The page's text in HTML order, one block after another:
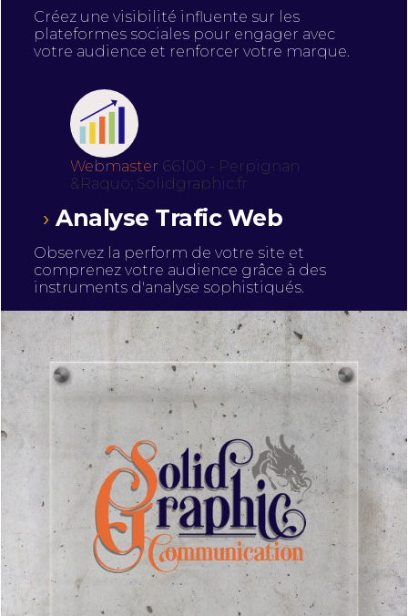
Créez une visibilité influente sur les
plateformes sociales pour engager avec
votre audience et renforcer votre marque.
Webmaster 66100 - Perpignan
&Raquo; Solidgraphic.fr
Analyse Trafic Web
Observez la perform de votre site et
comprenez votre audience grâce à des
instruments d'analyse sophistiqués.